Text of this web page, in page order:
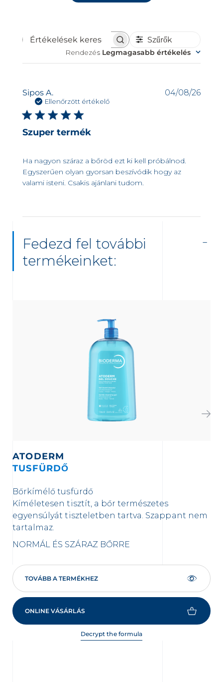
Értékelések
keresése
Szűrők
Rendezés
: Legmagasabb értékelés
Sipos A.
Ellenőrzött értékelő
Szuper termék
Ha nagyon száraz a bőröd ezt ki kell próbálnod.
Egyszerűen olyan gyorsan beszívódik hogy az
valami isteni. Csakis ajánlani tudom.
04/08/26
Fedezd fel további
termékeinket:
ATODERM
TUSFÜRDŐ
Bőrkímélő tusfürdő
Kíméletesen tisztít, a bőr természetes
egyensúlyát tiszteletben tartva. Szappant nem
tartalmaz.
NORMÁL ÉS SZÁRAZ BŐRRE
TOVÁBB A TERMÉKHEZ
ONLINE VÁSÁRLÁS
Decrypt the formula